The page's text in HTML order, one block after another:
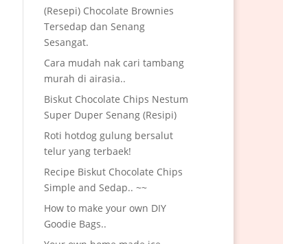
(Resepi) Chocolate Brownies
Tersedap dan Senang
Sesangat.
Cara mudah nak cari tambang
murah di airasia..
Biskut Chocolate Chips Nestum
Super Duper Senang (Resipi)
Roti hotdog gulung bersalut
telur yang terbaek!
Recipe Biskut Chocolate Chips
Simple and Sedap.. ~~
How to make your own DIY
Goodie Bags..